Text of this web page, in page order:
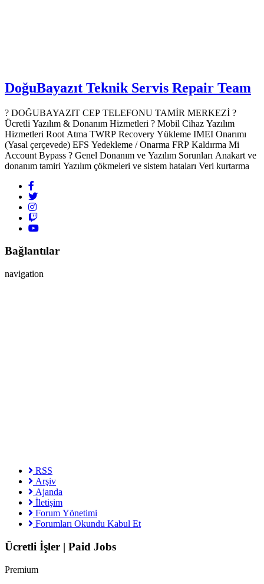
DoğuBayazıt Teknik Servis Repair Team
? DOĞUBAYAZIT CEP TELEFONU TAMİR MERKEZİ ?️
Ücretli Yazılım & Donanım Hizmetleri ? Mobil Cihaz Yazılım
Hizmetleri Root Atma TWRP Recovery Yükleme IMEI Onarımı
(Yasal çerçevede) EFS Yedekleme / Onarma FRP Kaldırma Mi
Account Bypass ? Genel Donanım ve Yazılım Sorunları Anakart ve
donanım tamiri Yazılım çökmeleri ve sistem hataları Veri kurtarma
Bağlantılar
navigation
RSS
Arşiv
Ajanda
İletişim
Forum Yönetimi
Forumları Okundu Kabul Et
Ücretli İşler | Paid Jobs
Premium